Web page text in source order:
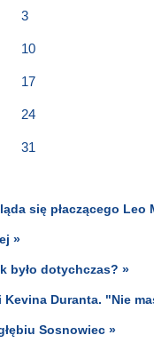
3
10
17
24
31
się płaczącego Leo
»
było dotychczas? »
Duranta. "Nie
Sosnowiec »